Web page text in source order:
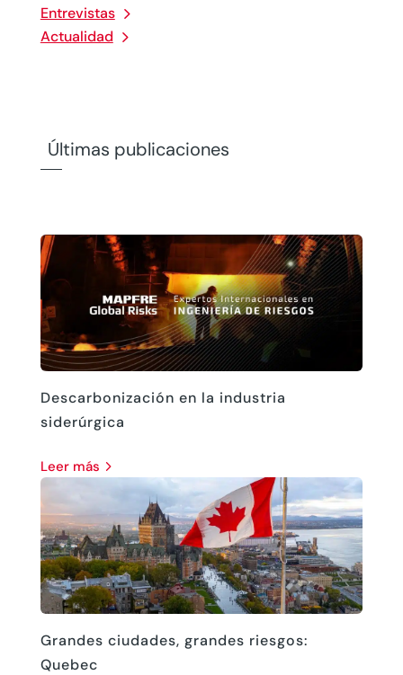
Entrevistas
Actualidad
Últimas publicaciones
Descarbonización en la industria
siderúrgica
leer más
Grandes ciudades, grandes riesgos:
Quebec